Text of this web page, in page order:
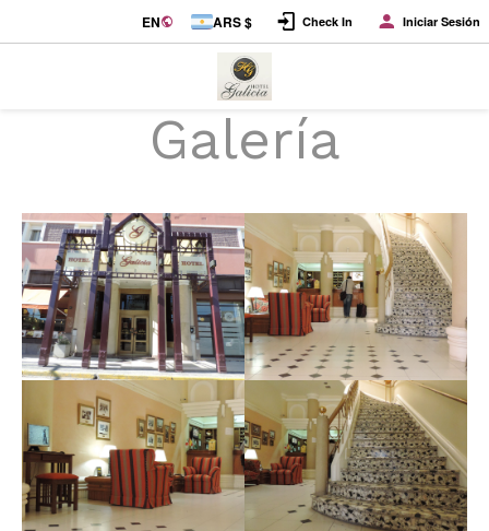
EN ARS $ Check In Iniciar Sesión
Galería